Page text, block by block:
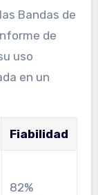
Bandas de
de
uso
en un
Fiabilidad
82%